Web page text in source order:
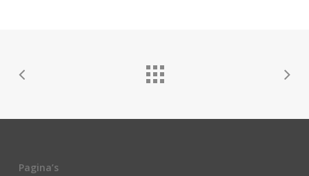
Pagina’s